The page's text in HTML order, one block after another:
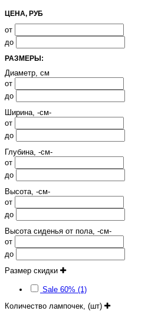
ЦЕНА, РУБ
от
до
РАЗМЕРЫ:
Диаметр, см
от
до
Ширина, -см-
от
до
Глубина, -см-
от
до
Высота, -см-
от
до
Высота сиденья от пола, -см-
от
до
Размер скидки
Sale 60% (1)
Количество лампочек, (шт)